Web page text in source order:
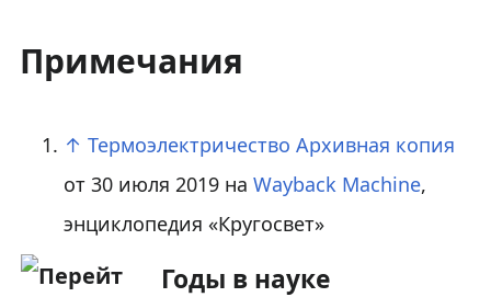
Примечания
↑ Термоэлектричество Архивная копия
от 30 июля 2019 на Wayback Machine,
энциклопедия «Кругосвет»
Годы в науке